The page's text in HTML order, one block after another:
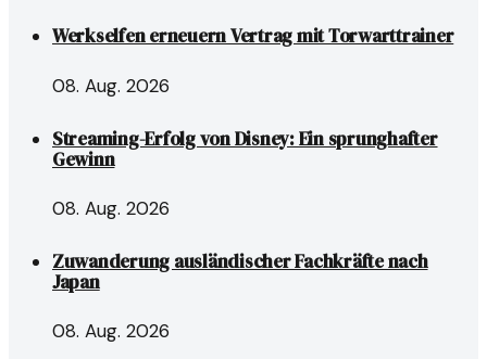
Werkselfen erneuern Vertrag mit Torwarttrainer
08. Aug. 2026
Streaming-Erfolg von Disney: Ein sprunghafter
Gewinn
08. Aug. 2026
Zuwanderung ausländischer Fachkräfte nach
Japan
08. Aug. 2026